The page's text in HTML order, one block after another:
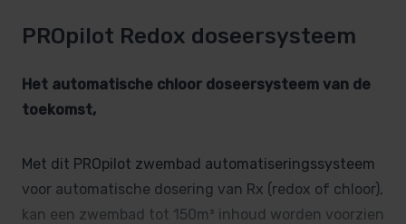
PROpilot Redox doseersysteem
Het automatische chloor doseersysteem van de
toekomst,
Met dit PROpilot zwembad automatiseringssysteem
voor automatische dosering van Rx (redox of chloor),
kan een zwembad tot 150m³ inhoud worden voorzien